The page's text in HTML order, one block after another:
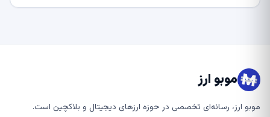
موبو ارز
موبو ارز، رسانه‌ای تخصصی در حوزه ارزهای دیجیتال و بلاکچین است.